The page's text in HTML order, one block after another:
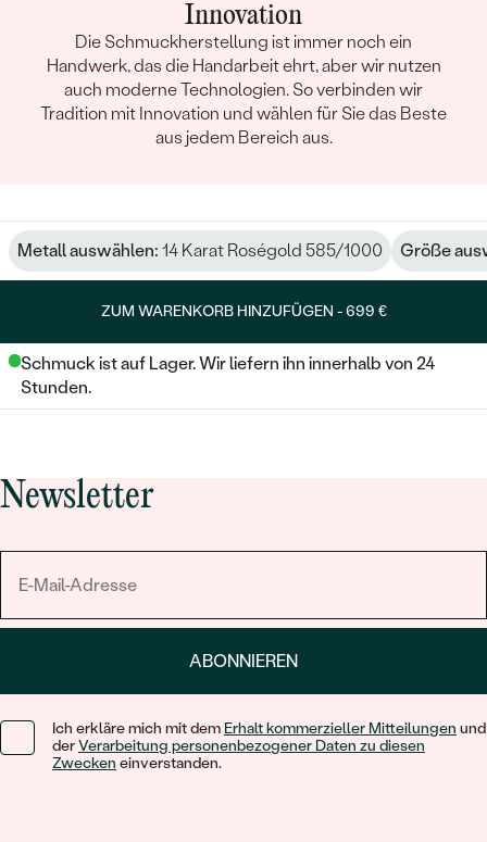
Innovation
Die Schmuckherstellung ist immer noch ein
Handwerk, das die Handarbeit ehrt, aber wir nutzen
auch moderne Technologien. So verbinden wir
Tradition mit Innovation und wählen für Sie das Beste
aus jedem Bereich aus.
Metall auswählen: 14 Karat Roségold 585/1000 Größe
ZUM WARENKORB HINZUFÜGEN -699 €
Schmuck ist auf Lager. Wir liefern ihn innerhalb von 24
Stunden.
Newsletter
ABONNIEREN
Ich erkläre mich mit dem Erhalt kommerzieller Mitteilungen und
derVerarbeitung personenbezogener Daten zu diesen
Zwecken einverstanden.